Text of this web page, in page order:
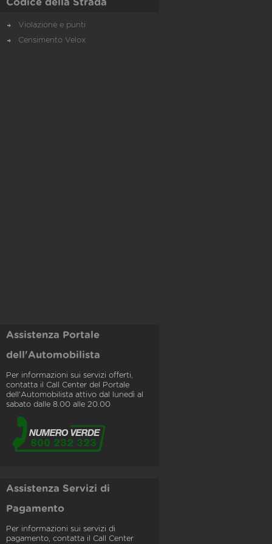
Codice della Strada
Violazione e punti
Censimento Velox
Assistenza Portale
dell'Automobilista
Per informazioni sui servizi offerti,
contatta il Call Center del Portale
dell'Automobilista attivo dal lunedì al
sabato dalle 8.00 alle 20.00
Assistenza Servizi di
Pagamento
Per informazioni sui servizi di
pagamento, contatta il Call Center